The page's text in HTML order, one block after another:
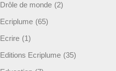
Drôle de monde (2)
Ecriplume (65)
Ecrire (1)
Editions Ecriplume (35)